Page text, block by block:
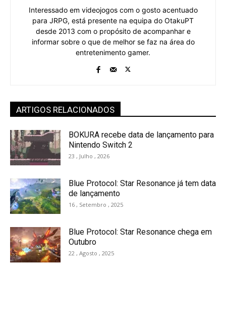
Interessado em videojogos com o gosto acentuado
para JRPG, está presente na equipa do OtakuPT
desde 2013 com o propósito de acompanhar e
informar sobre o que de melhor se faz na área do
entretenimento gamer.
ARTIGOS RELACIONADOS
BOKURA recebe data de lançamento para
Nintendo Switch 2
23 , Julho , 2026
Blue Protocol: Star Resonance já tem data
de lançamento
16 , Setembro , 2025
Blue Protocol: Star Resonance chega em
Outubro
22 , Agosto , 2025